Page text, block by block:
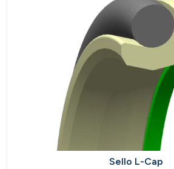
Sello L-Cap